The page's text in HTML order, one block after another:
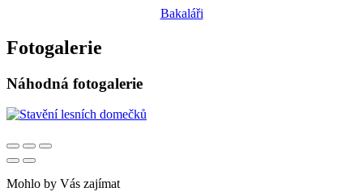
Bakaláři
Fotogalerie
Náhodná fotogalerie
Mohlo by Vás zajímat